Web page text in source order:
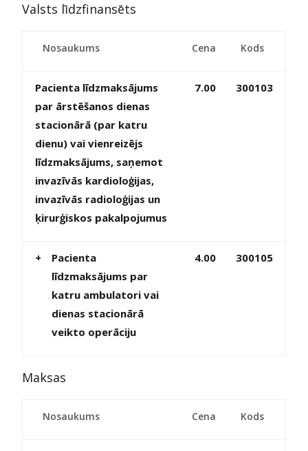
Valsts līdzfinansēts
Nosaukums Cena Kods
Pacienta līdzmaksājums
par ārstēšanos dienas
stacionārā (par katru
dienu) vai vienreizējs
līdzmaksājums, saņemot
invazīvās kardioloģijas,
invazīvās radioloģijas un
ķirurģiskos pakalpojumus
7.00 300103
+
Pacienta
līdzmaksājums par
katru ambulatori vai
dienas stacionārā
veikto operāciju
4.00 300105
Maksas
Nosaukums Cena Kods